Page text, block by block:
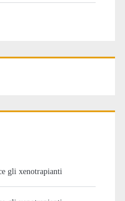
gli xenotrapianti